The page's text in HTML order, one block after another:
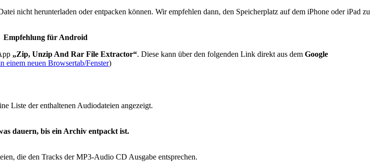
nicht herunterladen oder entpacken können. Wir empfehlen dann, den Speicherplatz auf dem iPhone oder iPad zu
Empfehlung für Android
„Zip, Unzip And Rar File Extractor“. Diese kann über den folgenden Link direkt aus dem Google
neuen Browsertab/Fenster)
Liste der enthaltenen Audiodateien angezeigt.
dauern, bis ein Archiv entpackt ist.
die den Tracks der MP3-Audio CD Ausgabe entsprechen.